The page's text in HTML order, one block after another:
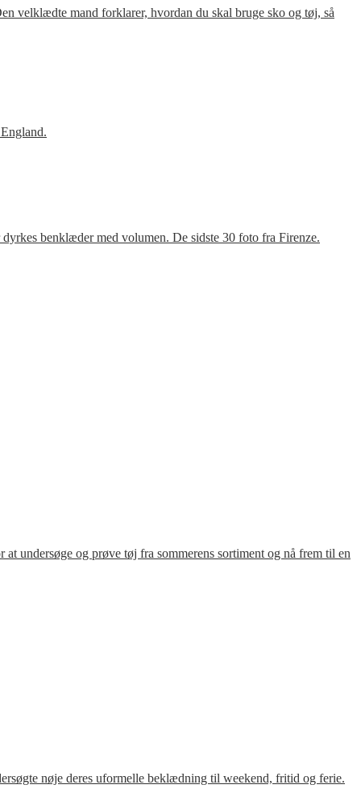
velklædte mand forklarer, hvordan du skal bruge sko og tøj, så
benklæder med volumen. De sidste 30 foto fra Firenze.
undersøge og prøve tøj fra sommerens sortiment og nå frem til en
nøje deres uformelle beklædning til weekend, fritid og ferie.